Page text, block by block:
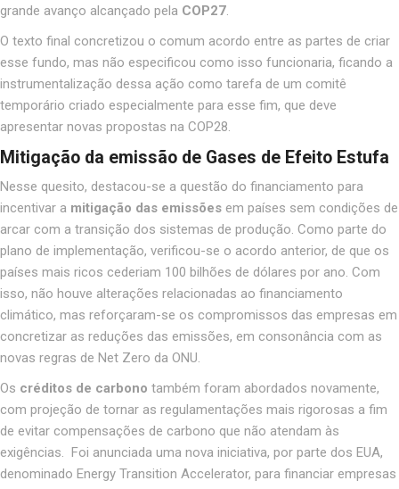
grande avanço alcançado pela COP27.
O texto final concretizou o comum acordo entre as partes de criar
esse fundo, mas não especificou como isso funcionaria, ficando a
instrumentalização dessa ação como tarefa de um comitê
temporário criado especialmente para esse fim, que deve
apresentar novas propostas na COP28.
Mitigação da emissão de Gases de Efeito Estufa
Nesse quesito, destacou-se a questão do financiamento para
incentivar a mitigação das emissões em países sem condições de
arcar com a transição dos sistemas de produção. Como parte do
plano de implementação, verificou-se o acordo anterior, de que os
países mais ricos cederiam 100 bilhões de dólares por ano. Com
isso, não houve alterações relacionadas ao financiamento
climático, mas reforçaram-se os compromissos das empresas em
concretizar as reduções das emissões, em consonância com as
novas regras de Net Zero da ONU.
Os créditos de carbono também foram abordados novamente,
com projeção de tornar as regulamentações mais rigorosas a fim
de evitar compensações de carbono que não atendam às
exigências. Foi anunciada uma nova iniciativa, por parte dos EUA,
denominado Energy Transition Accelerator, para financiar empresas